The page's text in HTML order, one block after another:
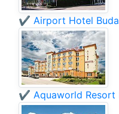
✔️ Airport Hotel
✔️ Aquaworld Resort